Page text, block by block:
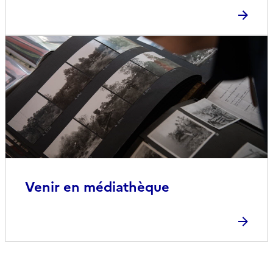
Venir en médiathèque